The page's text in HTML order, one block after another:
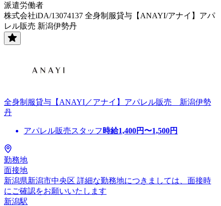
派遣労働者
株式会社iDA/13074137 全身制服貸与【ANAYI/アナイ】アパ
レル販売 新潟伊勢丹
全身制服貸与【ANAYI／アナイ】アパレル販売 新潟伊勢
丹
アパレル販売スタッフ 時給1,400円〜1,500円
勤務地
面接地
新潟県新潟市中央区 詳細な勤務地につきましては、面接時
にご確認をお願いいたします
新潟駅